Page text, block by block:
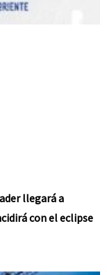
llegará a
con el eclipse